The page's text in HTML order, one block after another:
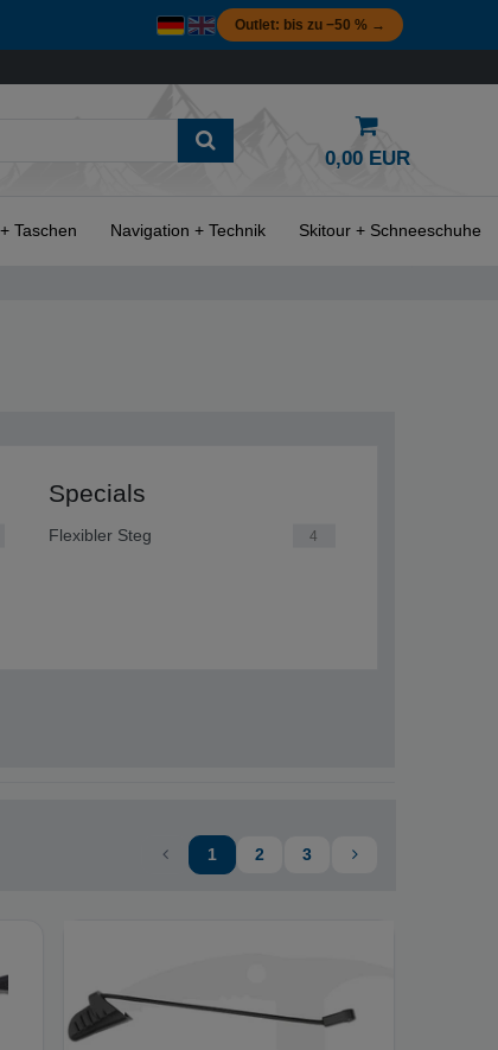
Outlet: bis zu −50 % →
0,00 EUR
Taschen Navigation + Technik Skitour + Schneeschuhe
Specials
Flexibler Steg 4
1 2 3